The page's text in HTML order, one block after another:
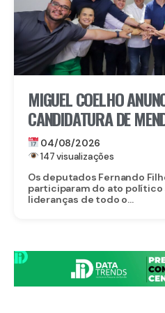
MIGUEL COELHO
CANDIDATURA DE
SENADO
04/08/2026
147 visualizações
Os deputados Fernando
participaram do ato político
lideranças de todo o...